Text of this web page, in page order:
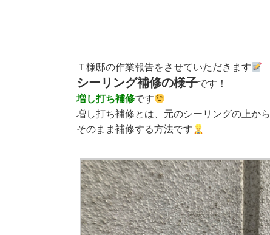
Ｔ様邸の作業報告をさせていただきます
シーリング補修の様子です！
増し打ち補修です
増し打ち補修とは、元のシーリングの上から
そのまま補修する方法です